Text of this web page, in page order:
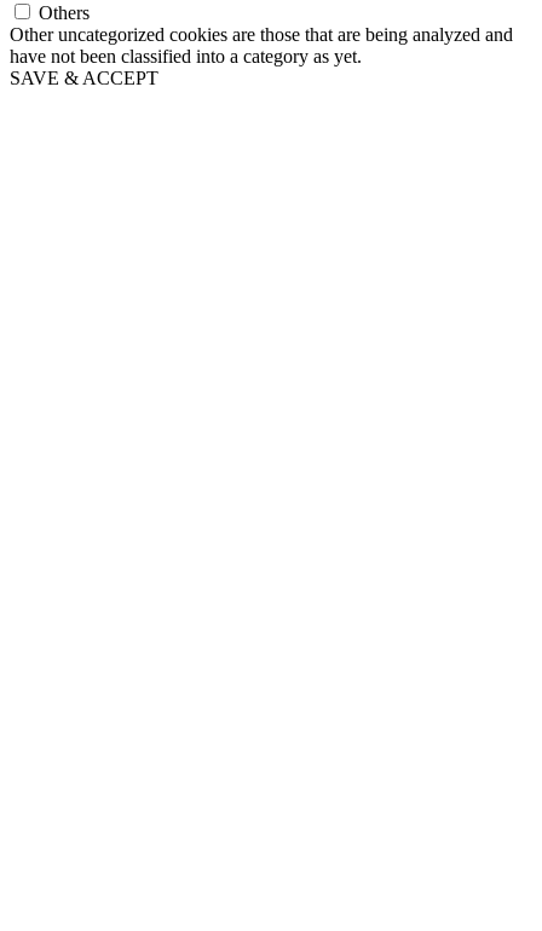
Others
Other uncategorized cookies are those that are being analyzed and
have not been classified into a category as yet.
SAVE & ACCEPT